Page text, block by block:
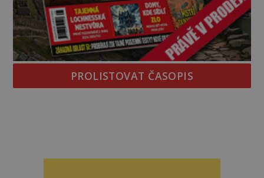
PROLISTOVAT ČASOPIS